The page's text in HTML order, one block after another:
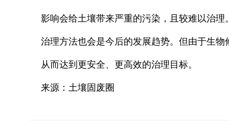
影响会给土壤带来严重的污染，且较难以治
治理方法也会是今后的发展趋势。但由于生
从而达到更安全、更高效的治理目标。
来源：土壤固废圈